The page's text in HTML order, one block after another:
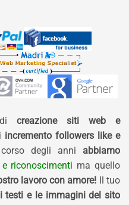
creazione siti web e
incremento followers like e
degli anni abbiamo
riconoscimenti ma quello
lavoro con amore! Il tuo
testi e le immagini del sito